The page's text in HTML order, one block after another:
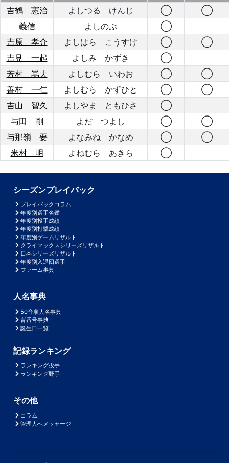
吉鶴 憲治
よしつる けんじ ◯
◯
義信
よしのぶ
◯
吉原 孝介
よしはら こうすけ ◯
◯
吉見 一起
よしみ かずき
◯
芳村 嵓夫
よしむら いわお ◯
◯
善村 一仁
よしむら かずひと ◯
◯
吉山 智久
よしやま ともひさ
◯
与田 剛
よだ つよし ◯
◯
与那嶺 要
よなみね かなめ ◯
◯
米村 明
よねむら あきら ◯
シーズンプレイバック
プレイバックコラム
年度別選手名鑑
年度別投手成績
年度別打撃成績
年度別ゲームリザルト
クライマックスシリーズリザルト
日本シリーズリザルト
年度別入退団選手
ファーム事典
人名事典
50音順人名事典
背番号事典
誕生日一覧
記録ランキング
ランキング投手
ランキング野手
その他
コラム
管理人へメッセージ